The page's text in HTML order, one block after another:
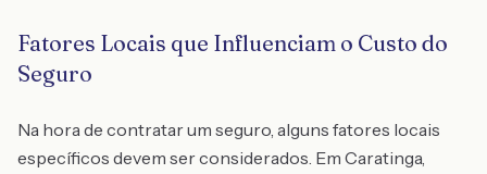
Fatores Locais que Influenciam o Custo do
Seguro
Na hora de contratar um seguro, alguns fatores locais
específicos devem ser considerados. Em Caratinga,